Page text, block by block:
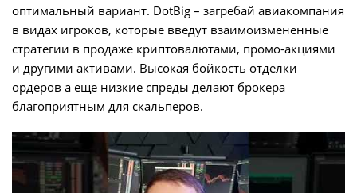
оптимальный вариант. DotBig – загребай авиакомпания
в видах игроков, которые введут взаимоизмененные
стратегии в продаже криптовалютами, промо-акциями
и другими активами. Высокая бойкость отделки
ордеров а еще низкие спреды делают брокера
благоприятным для скальперов.